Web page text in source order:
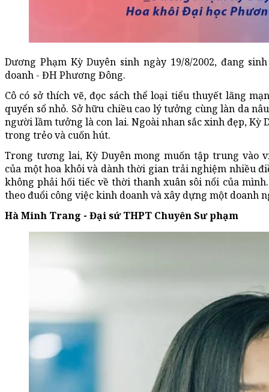
Dương Phạm Kỳ Duyên sinh ngày 19/8/2002, đang
doanh - ĐH Phương Đông.
Cô có sở thích vẽ, đọc sách thể loại tiểu thuyết lãng
quyển sổ nhỏ. Sở hữu chiều cao lý tưởng cùng làn da
người lầm tưởng là con lai. Ngoài nhan sắc xinh đẹp, Kỳ
trong trẻo và cuốn hút.
Trong tương lai, Kỳ Duyên mong muốn tập trung vào
của một hoa khôi và dành thời gian trải nghiệm nhiều
không phải hối tiếc về thời thanh xuân sôi nổi của
theo đuổi công việc kinh doanh và xây dựng một doanh
Hà Minh Trang - Đại sứ THPT Chuyên Sư phạm